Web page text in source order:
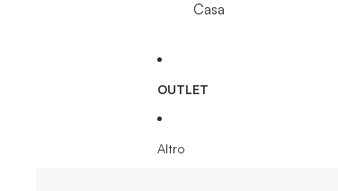
Casa
OUTLET
Altro